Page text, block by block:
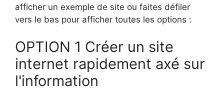
afficher un exemple de site ou faites défiler
vers le bas pour afficher toutes les options :
OPTION 1 Créer un site
internet rapidement axé sur
l'information